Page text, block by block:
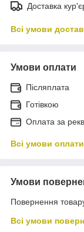
Доставка
Всі умови
Умови оплати
Післяплата
Готівкою
Оплата за
Всі умови оплати
Умови
Повернення
Всі умови